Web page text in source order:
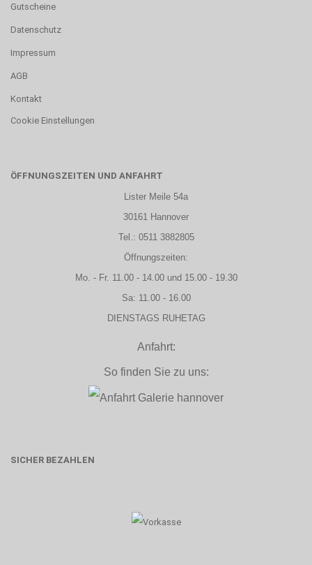
Gutscheine
Datenschutz
Impressum
AGB
Kontakt
Cookie Einstellungen
ÖFFNUNGSZEITEN UND ANFAHRT
Lister Meile 54a
30161 Hannover
Tel.: 0511 3882805
Öffnungszeiten:
Mo. - Fr. 11.00 - 14.00 und 15.00 - 19.30
Sa: 11.00 - 16.00
DIENSTAGS RUHETAG
Anfahrt:
So finden Sie zu uns:
SICHER BEZAHLEN